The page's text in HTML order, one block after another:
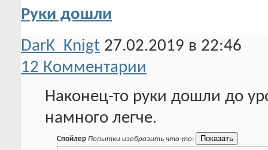
Руки дошли
DarK_Knigt 27.02.2019 в 22:46
12 Комментарии
Наконец-то руки дошли до
намного легче.
Спойлер Попытки изобразить что-то: